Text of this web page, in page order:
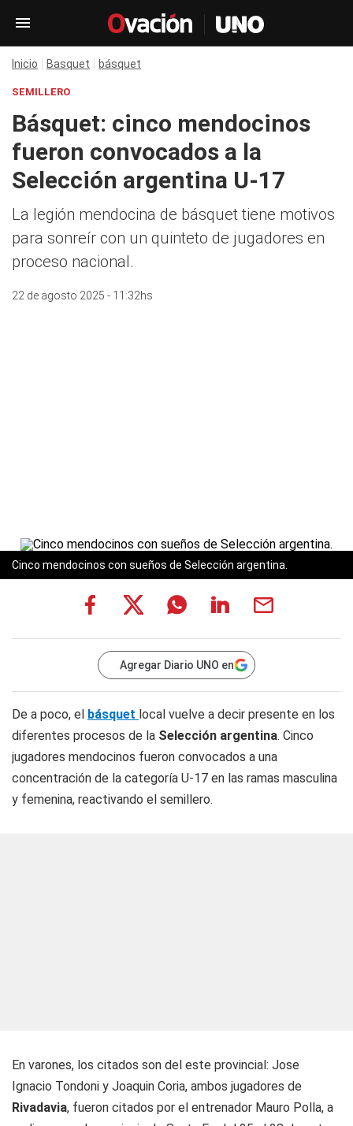
Inicio Basquet básquet
SEMILLERO
Básquet: cinco mendocinos
fueron convocados a la
Selección argentina U-17
La legión mendocina de básquet tiene motivos
para sonreír con un quinteto de jugadores en
proceso nacional.
22 de agosto 2025 - 11:32hs
Cinco mendocinos con sueños de Selección argentina.
Agregar Diario UNO en
De a poco, el básquet local vuelve a decir presente en los
diferentes procesos de la Selección argentina. Cinco
jugadores mendocinos fueron convocados a una
concentración de la categoría U-17 en las ramas masculina
y femenina, reactivando el semillero.
En varones, los citados son del este provincial: Jose
Ignacio Tondoni y Joaquin Coria, ambos jugadores de
Rivadavia, fueron citados por el entrenador Mauro Polla, a